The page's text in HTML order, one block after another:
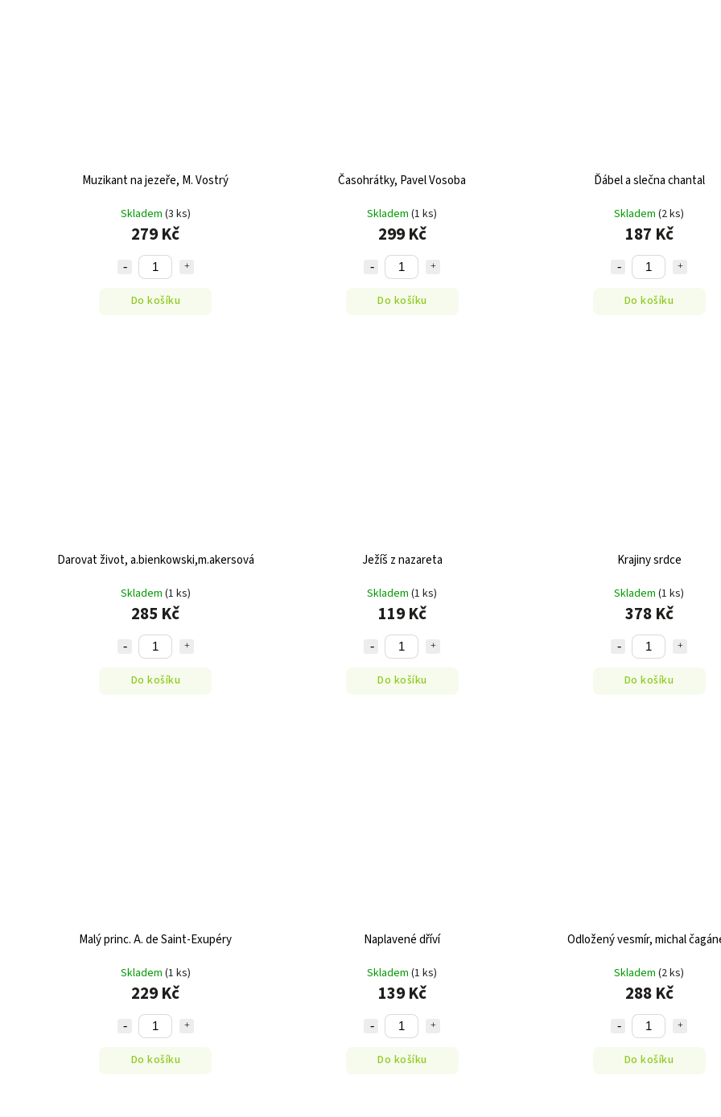
Muzikant na jezeře, M. Vostrý
Skladem (3 ks)
279 Kč
Do košíku
Časohrátky, Pavel Vosoba
Skladem(1 ks)
299 Kč
Do košíku
Ďábel a slečna chantal
Skladem(2 ks)
187 Kč
Do košíku
Darovat život, a.bienkowski,m.akersová
Skladem (1 ks)
285 Kč
Do košíku
Ježíš z nazareta
Skladem(1 ks)
119 Kč
Do košíku
Krajiny srdce
Skladem(1 ks)
378 Kč
Do košíku
Malý princ. A. de Saint-Exupéry
Skladem (1 ks)
229 Kč
Do košíku
Naplavené dříví
Skladem(1 ks)
139 Kč
Do košíku
Odložený vesmír, michal
Skladem(2 ks)
288 Kč
Do košíku